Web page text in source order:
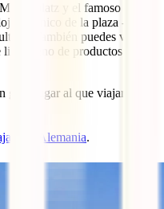
y el famoso
mecánico de la plaza -, te
También puedes visitar
libre lleno de productos
gran lugar al que viajar en
por Alemania.